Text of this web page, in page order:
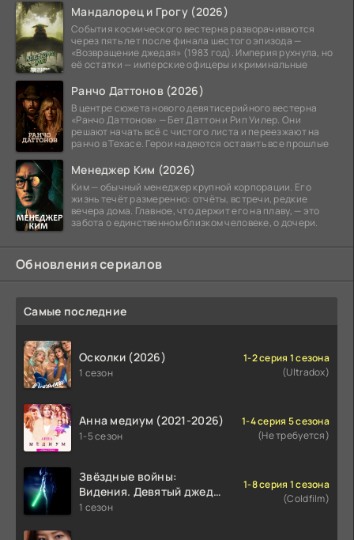
Мандалорец и Грогу (2026)
События космического вестерна разворачиваются
через пять лет после финала шестого эпизода —
«Возвращение джедая» (1983 год). Империя рухнула, но
её остатки — имперские офицеры и криминальные
Ранчо Даттонов (2026)
В центре сюжета нового девятисерийного вестерна
«Ранчо Даттонов» — Бет Даттон и Рип Уилер. Они
решают начать всё с чистого листа и переезжают на
ранчо в Техасе. Герои надеются оставить все прошлые
Менеджер Ким (2026)
Ким — обычный менеджер крупной корпорации. Его
жизнь течёт размеренно: отчёты, встречи, редкие
вечера дома. Главное, что держит его на плаву, — это
забота о единственном близком человеке, о дочери.
Обновления сериалов
Самые последние
Осколки (2026)
1 сезон
1-2 серия 1 сезона
(Ultradox)
Анна медиум (2021-2026)
1-5 сезон
1-4 серия 5 сезона
(Не требуется)
Звёздные войны:
Видения. Девятый джедай
(2026)
1 сезон
1-8 серия 1 сезона
(Coldfilm)